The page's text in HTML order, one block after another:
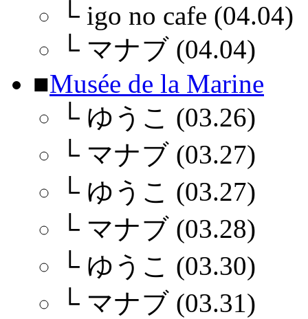
└ igo no cafe (04.04)
└ マナブ (04.04)
■Musée de la Marine
└ ゆうこ (03.26)
└ マナブ (03.27)
└ ゆうこ (03.27)
└ マナブ (03.28)
└ ゆうこ (03.30)
└ マナブ (03.31)